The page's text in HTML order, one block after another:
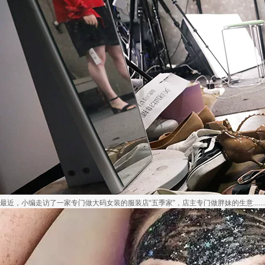
最近，小编走访了一家专门做大码女装的服装店“五季家”，店主专门做胖妹的生意